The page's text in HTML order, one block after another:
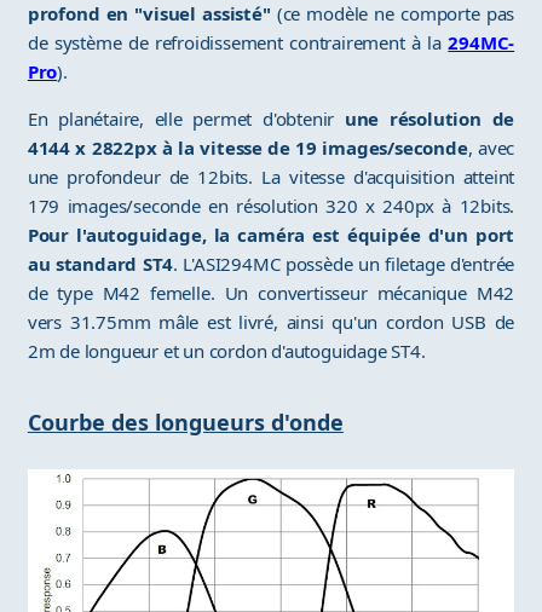
profond en "visuel assisté" (ce modèle ne comporte pas
de système de refroidissement contrairement à la294MC-
Pro).
En planétaire, elle permet d'obtenir une résolution de
4144 x 2822px à la vitesse de 19 images/seconde, avec
une profondeur de 12bits. La vitesse d'acquisition atteint
179 images/seconde en résolution 320 x 240px à 12bits.
Pour l'autoguidage, la caméra est équipée d'un port
au standard ST4. L'ASI294MC possède un filetage d'entrée
de type M42 femelle. Un convertisseur mécanique M42
vers 31.75mm mâle est livré, ainsi qu'un cordon USB de
2m de longueur et un cordon d'autoguidage ST4.
Courbe des longueurs d'onde